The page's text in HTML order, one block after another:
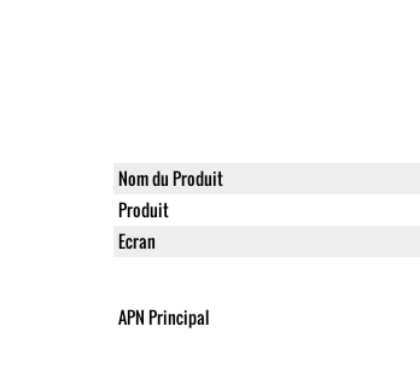
Nom du Produit
Produit
Ecran
APN Principal